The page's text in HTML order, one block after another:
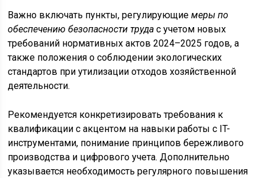
Важно включать пункты, регулирующиемеры по
обеспечению безопасности труда с учетом новых
требований нормативных актов 2024–2025 годов, а
также положения о соблюдении экологических
стандартов при утилизации отходов хозяйственной
деятельности.
Рекомендуется конкретизировать требования к
квалификации с акцентом на навыки работы с IT-
инструментами, понимание принципов бережливого
производства и цифрового учета. Дополнительно
указывается необходимость регулярного повышения